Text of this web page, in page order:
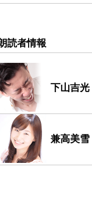
読者情報
下山吉光
兼高美雪